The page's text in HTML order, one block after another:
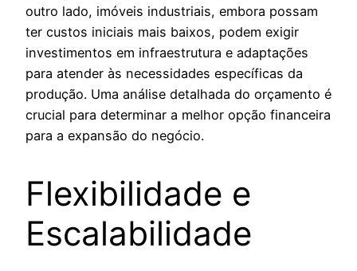
outro lado, imóveis industriais, embora possam
ter custos iniciais mais baixos, podem exigir
investimentos em infraestrutura e adaptações
para atender às necessidades específicas da
produção. Uma análise detalhada do orçamento é
crucial para determinar a melhor opção financeira
para a expansão do negócio.
Flexibilidade e
Escalabilidade